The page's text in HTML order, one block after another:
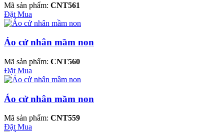
Mã sản phẩm: CNT561
Đặt Mua
Áo cử nhân mầm non
Mã sản phẩm: CNT560
Đặt Mua
Áo cử nhân mầm non
Mã sản phẩm: CNT559
Đặt Mua